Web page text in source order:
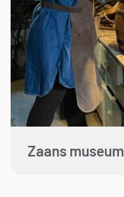
Zaans museum